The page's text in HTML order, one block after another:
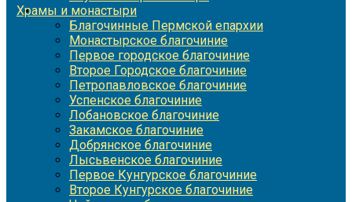
Храмы и монастыри
Благочинные Пермской епархии
Монастырское благочиние
Первое городское благочиние
Второе Городское благочиние
Петропавловское благочиние
Успенское благочиние
Лобановское благочиние
Закамское благочиние
Добрянское благочиние
Лысьвенское благочиние
Первое Кунгурское благочиние
Второе Кунгурское благочиние